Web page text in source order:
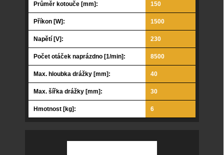
Průměr kotouče [mm]: 150
Příkon [W]: 1500
Napětí [V]: 230
Počet otáček naprázdno [1/min]: 8500
Max. hloubka drážky [mm]: 40
Max. šířka drážky [mm]: 30
Hmotnost [kg]: 6